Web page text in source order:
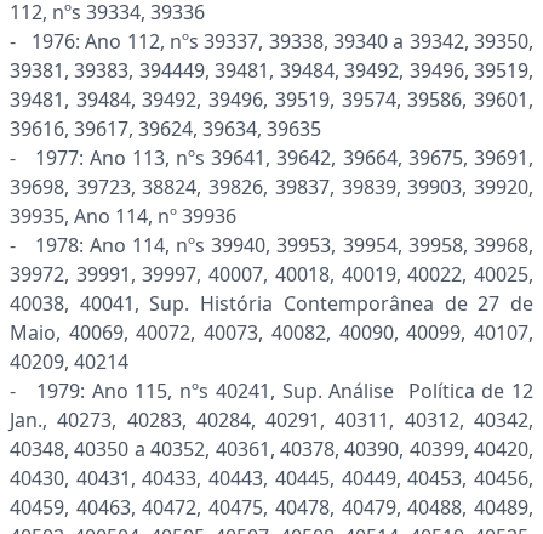
112, nºs 39334, 39336
- 1976: Ano 112, nºs 39337, 39338, 39340 a 39342, 39350,
39381, 39383, 394449, 39481, 39484, 39492, 39496, 39519,
39481, 39484, 39492, 39496, 39519, 39574, 39586, 39601,
39616, 39617, 39624, 39634, 39635
- 1977: Ano 113, nºs 39641, 39642, 39664, 39675, 39691,
39698, 39723, 38824, 39826, 39837, 39839, 39903, 39920,
39935, Ano 114, nº 39936
- 1978: Ano 114, nºs 39940, 39953, 39954, 39958, 39968,
39972, 39991, 39997, 40007, 40018, 40019, 40022, 40025,
40038, 40041, Sup. História Contemporânea de 27 de
Maio, 40069, 40072, 40073, 40082, 40090, 40099, 40107,
40209, 40214
- 1979: Ano 115, nºs 40241, Sup. Análise Política de 12
Jan., 40273, 40283, 40284, 40291, 40311, 40312, 40342,
40348, 40350 a 40352, 40361, 40378, 40390, 40399, 40420,
40430, 40431, 40433, 40443, 40445, 40449, 40453, 40456,
40459, 40463, 40472, 40475, 40478, 40479, 40488, 40489,